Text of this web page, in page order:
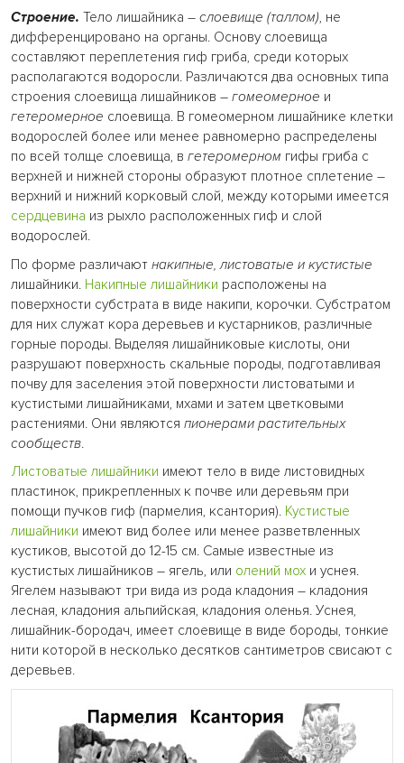
Строение. Тело лишайника – слоевище (таллом), не
дифференцировано на органы. Основу слоевища
составляют переплетения гиф гриба, среди которых
располагаются водоросли. Различаются два основных типа
строения слоевища лишайников – гомеомерное и
гетеромерное слоевища. В гомеомерном лишайнике клетки
водорослей более или менее равномерно распределены
по всей толще слоевища, в гетеромерном гифы гриба с
верхней и нижней стороны образуют плотное сплетение –
верхний и нижний корковый слой, между которыми имеется
сердцевина из рыхло расположенных гиф и слой
водорослей.
По форме различают накипные, листоватые и кустистые
лишайники. Накипные лишайники расположены на
поверхности субстрата в виде накипи, корочки. Субстратом
для них служат кора деревьев и кустарников, различные
горные породы. Выделяя лишайниковые кислоты, они
разрушают поверхность скальные породы, подготавливая
почву для заселения этой поверхности листоватыми и
кустистыми лишайниками, мхами и затем цветковыми
растениями. Они являются пионерами растительных
сообществ.
Листоватые лишайники имеют тело в виде листовидных
пластинок, прикрепленных к почве или деревьям при
помощи пучков гиф (пармелия, ксантория). Кустистые
лишайники имеют вид более или менее разветвленных
кустиков, высотой до 12-15 см. Самые известные из
кустистых лишайников – ягель, или олений мох и уснея.
Ягелем называют три вида из рода кладония – кладония
лесная, кладония альпийская, кладония оленья. Уснея,
лишайник-бородач, имеет слоевище в виде бороды, тонкие
нити которой в несколько десятков сантиметров свисают с
деревьев.